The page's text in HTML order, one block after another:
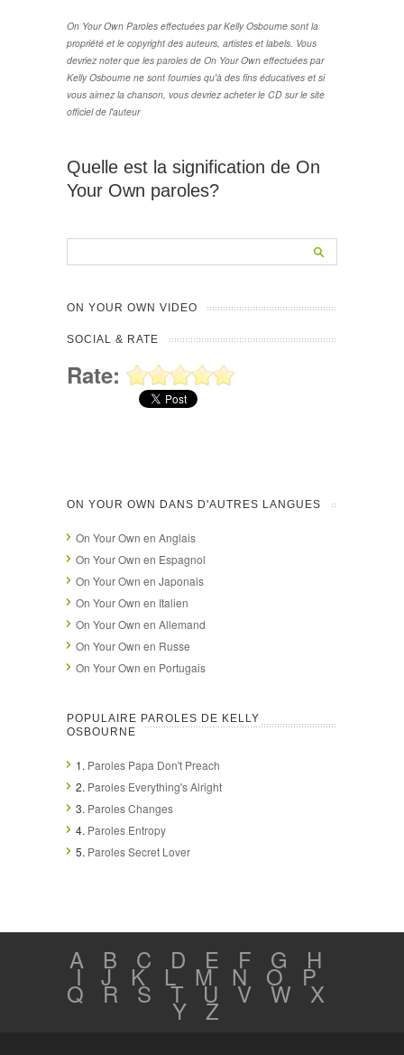
On Your Own Paroles effectuées par Kelly Osbourne sont la
propriété et le copyright des auteurs, artistes et labels. Vous
devriez noter que les paroles de On Your Own effectuées par
Kelly Osbourne ne sont fournies qu'à des fins éducatives et si
vous aimez la chanson, vous devriez acheter le CD sur le site
officiel de l'auteur
Quelle est la signification de On
Your Own paroles?
ON YOUR OWN VIDEO
SOCIAL & RATE
Rate:
ON YOUR OWN DANS D'AUTRES LANGUES
On Your Own en Anglais
On Your Own en Espagnol
On Your Own en Japonais
On Your Own en Italien
On Your Own en Allemand
On Your Own en Russe
On Your Own en Portugais
POPULAIRE PAROLES DE KELLY
OSBOURNE
1. Paroles Papa Don't Preach
2. Paroles Everything's Alright
3. Paroles Changes
4. Paroles Entropy
5. Paroles Secret Lover
A B C D E F G H
I J K L M N O P
Q R S T U V W X
Y Z